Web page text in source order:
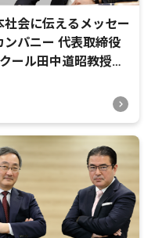
会に伝えるメッセー
パニー 代表取締役
ール田中道昭教授対